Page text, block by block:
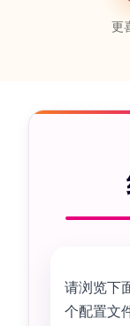
更
请浏览下
个配置文